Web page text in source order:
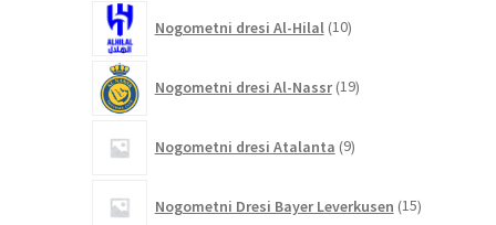
Nogometni dresi Al-Hilal 10izdelkov
Nogometni dresi Al-Nassr 19izdelkov
Nogometni dresi Atalanta 9izdelkov
Nogometni Dresi Bayer Leverkusen 15izdelkov